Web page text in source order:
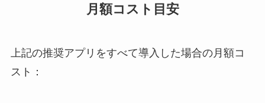
月額コスト目安
上記の推奨アプリをすべて導入した場合の月額コ
スト：